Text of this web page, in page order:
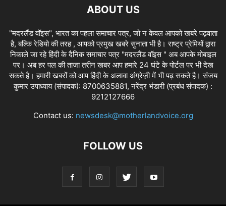
ABOUT US
"मदरलैंड वॉइस", भारत का पहला समाचार पत्र, जो न केवल आपको खबरे पढ़वाता
है, बल्कि रेडियो की तरह , आपको प्रमुख खबरे सुनाता भी है। राष्ट्र प्रेमियों द्वारा
निकाले जा रहे हिंदी के दैनिक समाचार पत्र "मदरलैंड वॉइस " अब आपके मोबाइल
पर। अब हर पल की ताजा तरीन खबर आप हमारे 24 घंटे के पोर्टल पर भी देख
सकते है। हमारी खबरों को आप हिंदी के अलावा अंग्रेज़ी में भी पढ़ सकते है। संजय
कुमार उपाध्याय (संपादक): 8700635881, नरेंद्र भंडारी (प्रबंध संपादक) :
9212127666
Contact us: newsdesk@motherlandvoice.org
FOLLOW US